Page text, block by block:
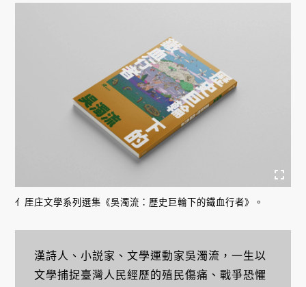
亻厓庄文學系列選集《吳濁流：歷史巨輪下的鐵血行者》。
漢詩人、小説家、文學運動家吳濁流，一生以
文學捕捉臺灣人民經歷的殖民傷痛、戰爭恐懼